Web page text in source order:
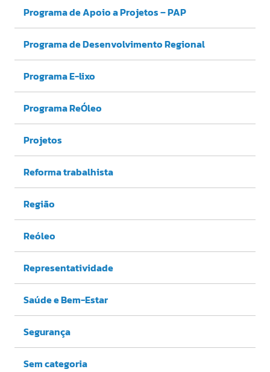
Programa de Apoio a Projetos – PAP
Programa de Desenvolvimento Regional
Programa E-lixo
Programa ReÓleo
Projetos
Reforma trabalhista
Região
Reóleo
Representatividade
Saúde e Bem-Estar
Segurança
Sem categoria